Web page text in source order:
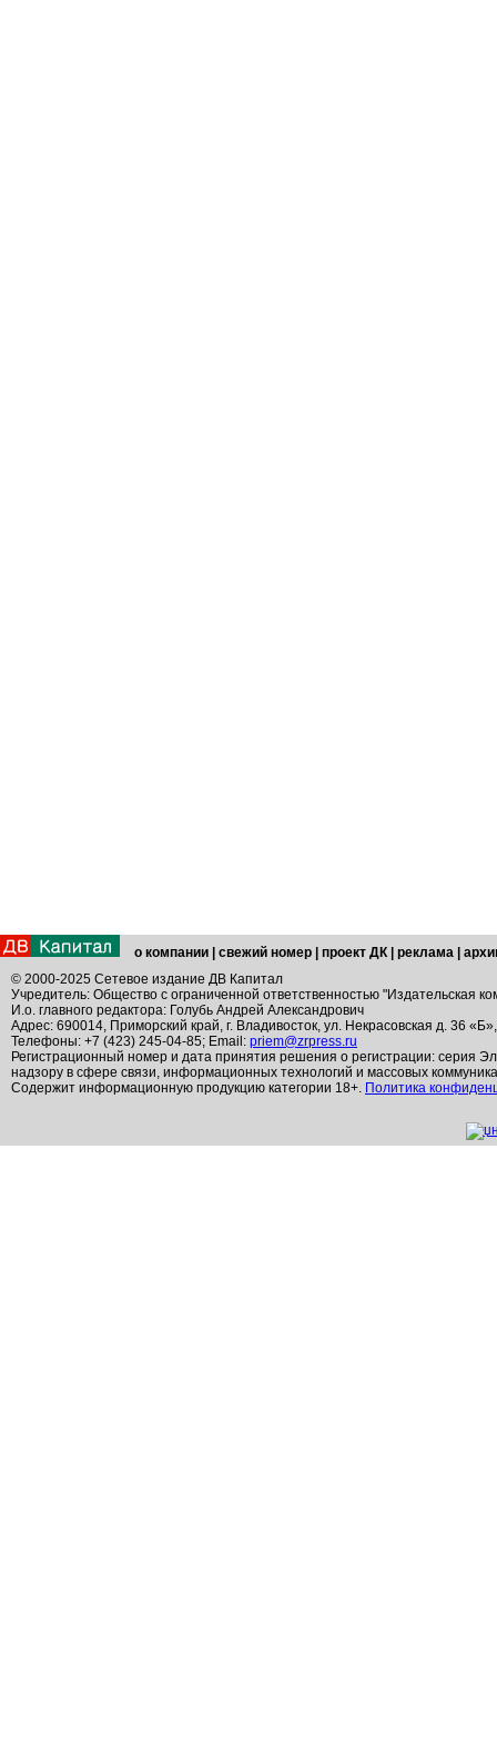
о компании свежий номер проект ДК реклама
© 2000-2025 Сетевое издание ДВ Капитал
Учредитель: Общество с ограниченной ответственностью "Издательская
И.о. главного редактора: Голубь Андрей Александрович
Адрес: 690014, Приморский край, г. Владивосток, ул. Некрасовская д. 36
Телефоны: +7 (423) 245-04-85; Email: priem@zrpress.ru
Регистрационный номер и дата принятия решения о регистрации: серия
надзору в сфере связи, информационных технологий и массовых
Содержит информационную продукцию категории 18+. Политика